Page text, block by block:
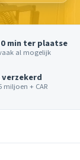
min ter plaatse
al mogelijk
miljoen + CAR